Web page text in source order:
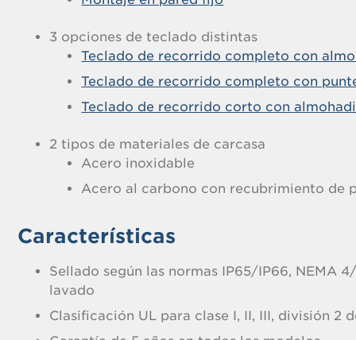
3 opciones de teclado distintas
Teclado de recorrido completo con
Teclado de recorrido completo con
Teclado de recorrido corto con
2 tipos de materiales de carcasa
Acero inoxidable
Acero al carbono con recubrimiento de
Características
Sellado según las normas IP65/IP66, NEMA
lavado
Clasificación UL para clase I, II, III, división 2